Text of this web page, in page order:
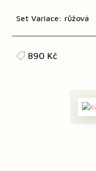
Set Variace: růžová
890 Kč